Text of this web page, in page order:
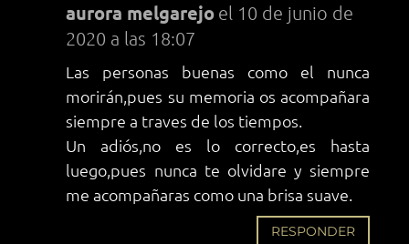
aurora melgarejo el 10 de junio de
2020 a las 18:07
Las personas buenas como el nunca
morirán,pues su memoria os acompañara
siempre a traves de los tiempos.
Un adiós,no es lo correcto,es hasta
luego,pues nunca te olvidare y siempre
me acompañaras como una brisa suave.
RESPONDER